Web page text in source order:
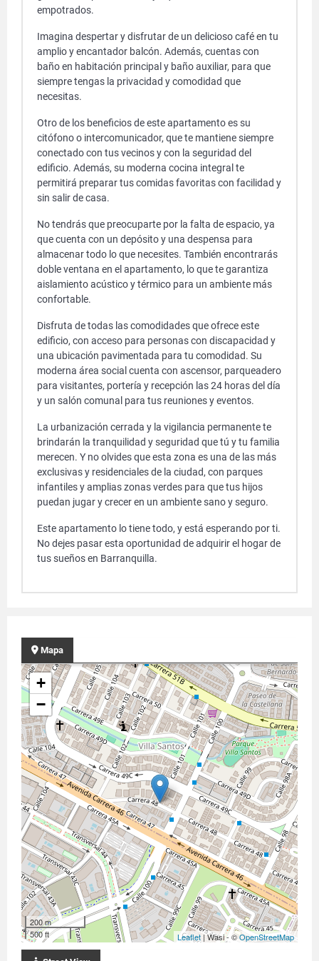
empotrados.
Imagina despertar y disfrutar de un delicioso café en tu
amplio y encantador balcón. Además, cuentas con
baño en habitación principal y baño auxiliar, para que
siempre tengas la privacidad y comodidad que
necesitas.
Otro de los beneficios de este apartamento es su
citófono o intercomunicador, que te mantiene siempre
conectado con tus vecinos y con la seguridad del
edificio. Además, su moderna cocina integral te
permitirá preparar tus comidas favoritas con facilidad y
sin salir de casa.
No tendrás que preocuparte por la falta de espacio, ya
que cuenta con un depósito y una despensa para
almacenar todo lo que necesites. También encontrarás
doble ventana en el apartamento, lo que te garantiza
aislamiento acústico y térmico para un ambiente más
confortable.
Disfruta de todas las comodidades que ofrece este
edificio, con acceso para personas con discapacidad y
una ubicación pavimentada para tu comodidad. Su
moderna área social cuenta con ascensor, parqueadero
para visitantes, portería y recepción las 24 horas del día
y un salón comunal para tus reuniones y eventos.
La urbanización cerrada y la vigilancia permanente te
brindarán la tranquilidad y seguridad que tú y tu familia
merecen. Y no olvides que esta zona es una de las más
exclusivas y residenciales de la ciudad, con parques
infantiles y amplias zonas verdes para que tus hijos
puedan jugar y crecer en un ambiente sano y seguro.
Este apartamento lo tiene todo, y está esperando por ti.
No dejes pasar esta oportunidad de adquirir el hogar de
tus sueños en Barranquilla.
Mapa
+
−
200 m
500 ft
Leaflet | Wasi - ©OpenStreetMap